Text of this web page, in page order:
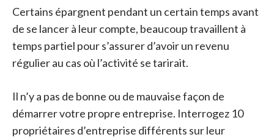
Certains épargnent pendant un certain temps avant
de se lancer à leur compte, beaucoup travaillent à
temps partiel pour s’assurer d’avoir un revenu
régulier au cas où l’activité se tarirait.
Il n’y a pas de bonne ou de mauvaise façon de
démarrer votre propre entreprise. Interrogez 10
propriétaires d’entreprise différents sur leur